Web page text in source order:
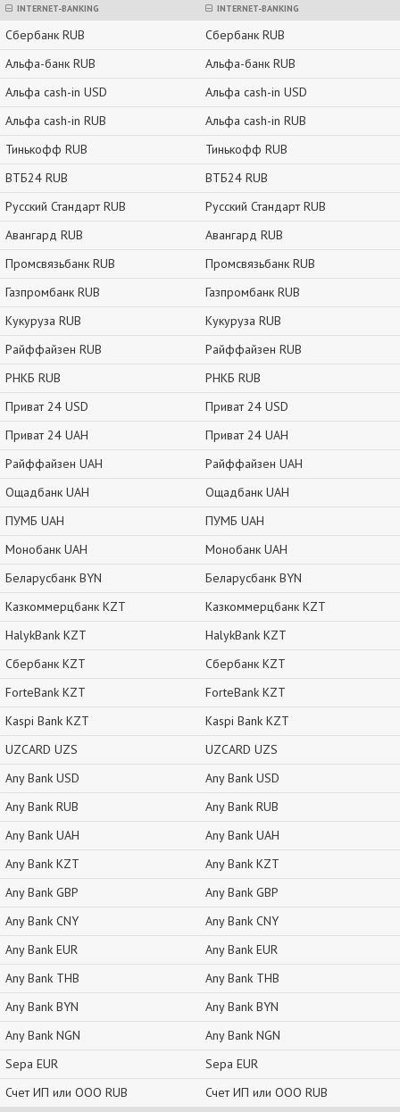
INTERNET-BANKING
Сбербанк RUB
Альфа-банк RUB
Альфа cash-in USD
Альфа cash-in RUB
Тинькофф RUB
ВТБ24 RUB
Русский Стандарт RUB
Авангард RUB
Промсвязьбанк RUB
Газпромбанк RUB
Кукуруза RUB
Райффайзен RUB
РНКБ RUB
Приват 24 USD
Приват 24 UAH
Райффайзен UAH
Ощадбанк UAH
ПУМБ UAH
Монобанк UAH
Беларусбанк BYN
Казкоммерцбанк KZT
HalykBank KZT
Сбербанк KZT
ForteBank KZT
Kaspi Bank KZT
UZCARD UZS
Any Bank USD
Any Bank RUB
Any Bank UAH
Any Bank KZT
Any Bank GBP
Any Bank CNY
Any Bank EUR
Any Bank THB
Any Bank BYN
Any Bank NGN
Sepa EUR
Счет ИП или ООО RUB
INTERNET-BANKING
Сбербанк RUB
Альфа-банк RUB
Альфа cash-in USD
Альфа cash-in RUB
Тинькофф RUB
ВТБ24 RUB
Русский Стандарт RUB
Авангард RUB
Промсвязьбанк RUB
Газпромбанк RUB
Кукуруза RUB
Райффайзен RUB
РНКБ RUB
Приват 24 USD
Приват 24 UAH
Райффайзен UAH
Ощадбанк UAH
ПУМБ UAH
Монобанк UAH
Беларусбанк BYN
Казкоммерцбанк KZT
HalykBank KZT
Сбербанк KZT
ForteBank KZT
Kaspi Bank KZT
UZCARD UZS
Any Bank USD
Any Bank RUB
Any Bank UAH
Any Bank KZT
Any Bank GBP
Any Bank CNY
Any Bank EUR
Any Bank THB
Any Bank BYN
Any Bank NGN
Sepa EUR
Счет ИП или ООО RUB